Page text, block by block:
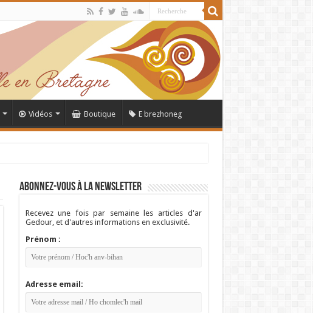
Vidéos Boutique E brezhoneg
Abonnez-vous à la newsletter
Recevez une fois par semaine les articles d'ar
Gedour, et d'autres informations en exclusivité.
Prénom :
Adresse email: